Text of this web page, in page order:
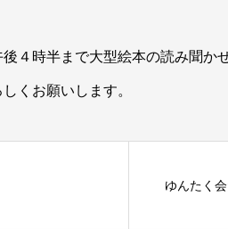
４時半まで大型絵本の読み聞か
くお願いします。
ゆんたく